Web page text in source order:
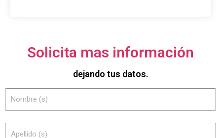
Solicita mas información
dejando tus datos.